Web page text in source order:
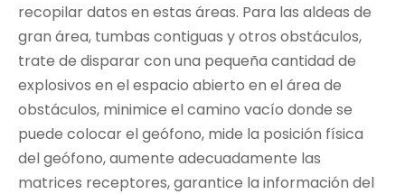
recopilar datos en estas áreas. Para las aldeas de
gran área, tumbas contiguas y otros obstáculos,
trate de disparar con una pequeña cantidad de
explosivos en el espacio abierto en el área de
obstáculos, minimice el camino vacío donde se
puede colocar el geófono, mide la posición física
del geófono, aumente adecuadamente las
matrices receptores, garantice la información del